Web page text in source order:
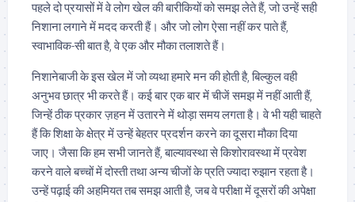
पहले दो प्रयासों में वे लोग खेल की बारीकियों को समझ लेते हैं, जो उन्हें सही
निशाना लगाने में मदद करती हैं। और जो लोग ऐसा नहीं कर पाते हैं,
स्वाभाविक-सी बात है, वे एक और मौका तलाशते हैं।
निशानेबाजी के इस खेल में जो व्यथा हमारे मन की होती है, बिल्कुल वही
अनुभव छात्र भी करते हैं। कई बार एक बार में चीजें समझ में नहीं आती हैं,
जिन्हें ठीक प्रकार ज़हन में उतारने में थोड़ा समय लगता है। वे भी यही चाहते
हैं कि शिक्षा के क्षेत्र में उन्हें बेहतर प्रदर्शन करने का दूसरा मौका दिया
जाए। जैसा कि हम सभी जानते हैं, बाल्यावस्था से किशोरावस्था में प्रवेश
करने वाले बच्चों में दोस्ती तथा अन्य चीजों के प्रति ज्यादा रुझान रहता है।
उन्हें पढ़ाई की अहमियत तब समझ आती है, जब वे परीक्षा में दूसरों की अपेक्षा